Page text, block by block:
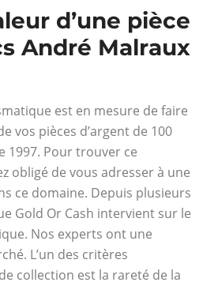
d’une pièce
André Malraux
est en mesure de faire
vos pièces d’argent de 100
1997. Pour trouver ce
obligé de vous adresser à une
ce domaine. Depuis plusieurs
Gold Or Cash intervient sur le
Nos experts ont une
L’un des critères
collection est la rareté de la